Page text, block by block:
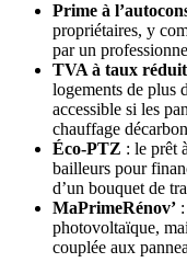
Prime à
propriétaires, y
par un
TVA à taux
logements de plus
accessible si les
chauffage
Éco-PTZ : le prêt
bailleurs pour
d’un bouquet de
MaPrimeRénov’
photovoltaïque,
couplée aux